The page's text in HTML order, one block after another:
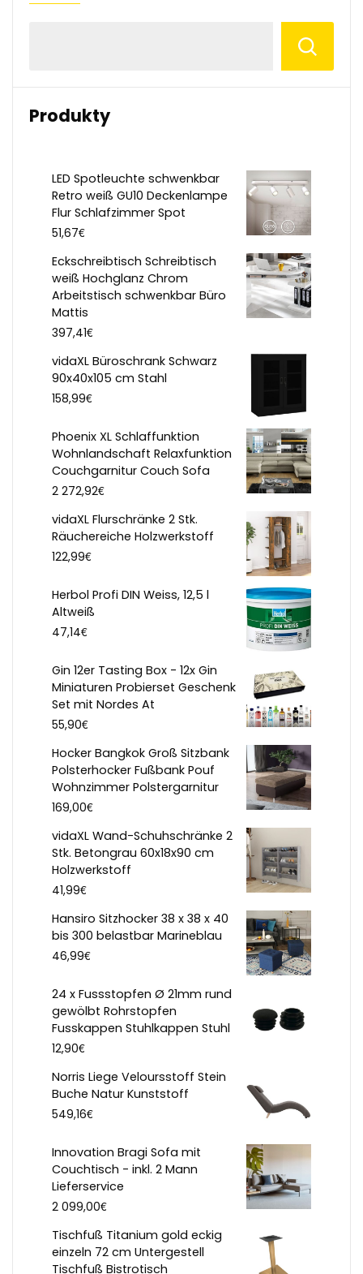
Produkty
LED Spotleuchte schwenkbar
Retro weiß GU10 Deckenlampe
Flur Schlafzimmer Spot
51,67€
Eckschreibtisch Schreibtisch
weiß Hochglanz Chrom
Arbeitstisch schwenkbar Büro
Mattis
397,41€
vidaXL Büroschrank Schwarz
90x40x105 cm Stahl
158,99€
Phoenix XL Schlaffunktion
Wohnlandschaft Relaxfunktion
Couchgarnitur Couch Sofa
2 272,92€
vidaXL Flurschränke 2 Stk.
Räuchereiche Holzwerkstoff
122,99€
Herbol Profi DIN Weiss, 12,5 l
Altweiß
47,14€
Gin 12er Tasting Box - 12x Gin
Miniaturen Probierset Geschenk
Set mit Nordes At
55,90€
Hocker Bangkok Groß Sitzbank
Polsterhocker Fußbank Pouf
Wohnzimmer Polstergarnitur
169,00€
vidaXL Wand-Schuhschränke 2
Stk. Betongrau 60x18x90 cm
Holzwerkstoff
41,99€
Hansiro Sitzhocker 38 x 38 x 40
bis 300 belastbar Marineblau
46,99€
24 x Fussstopfen Ø 21mm rund
gewölbt Rohrstopfen
Fusskappen Stuhlkappen Stuhl
12,90€
Norris Liege Veloursstoff Stein
Buche Natur Kunststoff
549,16€
Innovation Bragi Sofa mit
Couchtisch - inkl. 2 Mann
Lieferservice
2 099,00€
Tischfuß Titanium gold eckig
einzeln 72 cm Untergestell
Tischfuß Bistrotisch